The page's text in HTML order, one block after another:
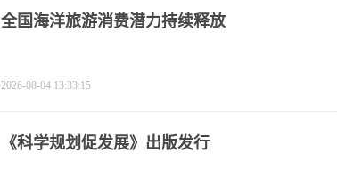
全国海洋旅游消费潜力持续释放
2026-08-04 13:33:15
《科学规划促发展》出版发行